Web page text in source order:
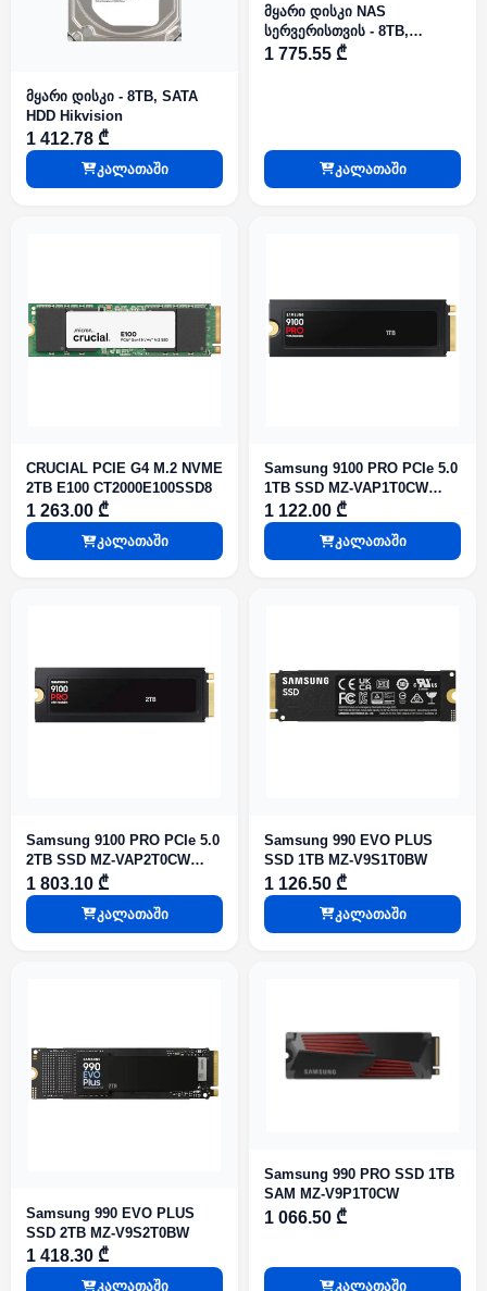
მყარი დისკი - 8TB, SATA
HDD Hikvision
1 412.78 ₾
კალათაში
მყარი დისკი NAS
სერვერისთვის - 8TB,
Synology Plus Series
1 775.55 ₾
კალათაში
CRUCIAL PCIE G4 M.2 NVME
2TB E100 CT2000E100SSD8
1 263.00 ₾
კალათაში
Samsung 9100 PRO PCIe 5.0
1TB SSD MZ-VAP1T0CW
With Heatsink
1 122.00 ₾
კალათაში
Samsung 9100 PRO PCIe 5.0
2TB SSD MZ-VAP2T0CW
With Heatsink
1 803.10 ₾
კალათაში
Samsung 990 EVO PLUS
SSD 1TB MZ-V9S1T0BW
1 126.50 ₾
კალათაში
Samsung 990 EVO PLUS
SSD 2TB MZ-V9S2T0BW
1 418.30 ₾
კალათაში
Samsung 990 PRO SSD 1TB
SAM MZ-V9P1T0CW
1 066.50 ₾
კალათაში